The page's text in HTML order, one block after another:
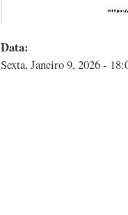
Data:
Sexta, Janeiro 9, 2026 -